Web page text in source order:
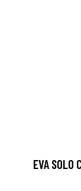
EVA SOLO